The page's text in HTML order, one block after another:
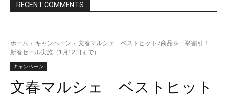
RECENT COMMENTS